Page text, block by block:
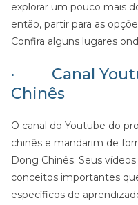
explorar um pouco mais
então, partir para as
Confira alguns lugares
· Canal
Chinês
O canal do Youtube do
chinês e mandarim de
Dong Chinês. Seus
conceitos importantes
específicos de